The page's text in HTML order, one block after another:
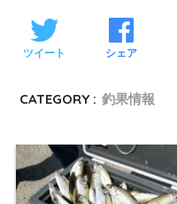
ツイート シェア
CATEGORY : 釣果情報